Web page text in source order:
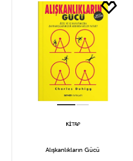
Alışkanlıkların Gücü